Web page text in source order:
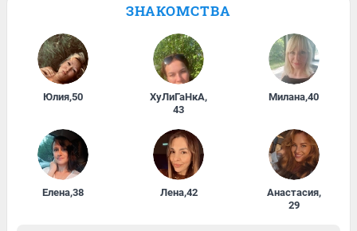
ЗНАКОМСТВА
Юлия,50 ХуЛиГаНкА,
43
Милана,40
Елена,38 Лена,42 Анастасия,
29